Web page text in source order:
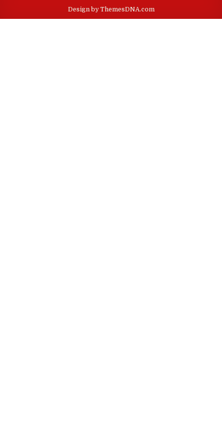
Design by ThemesDNA.com